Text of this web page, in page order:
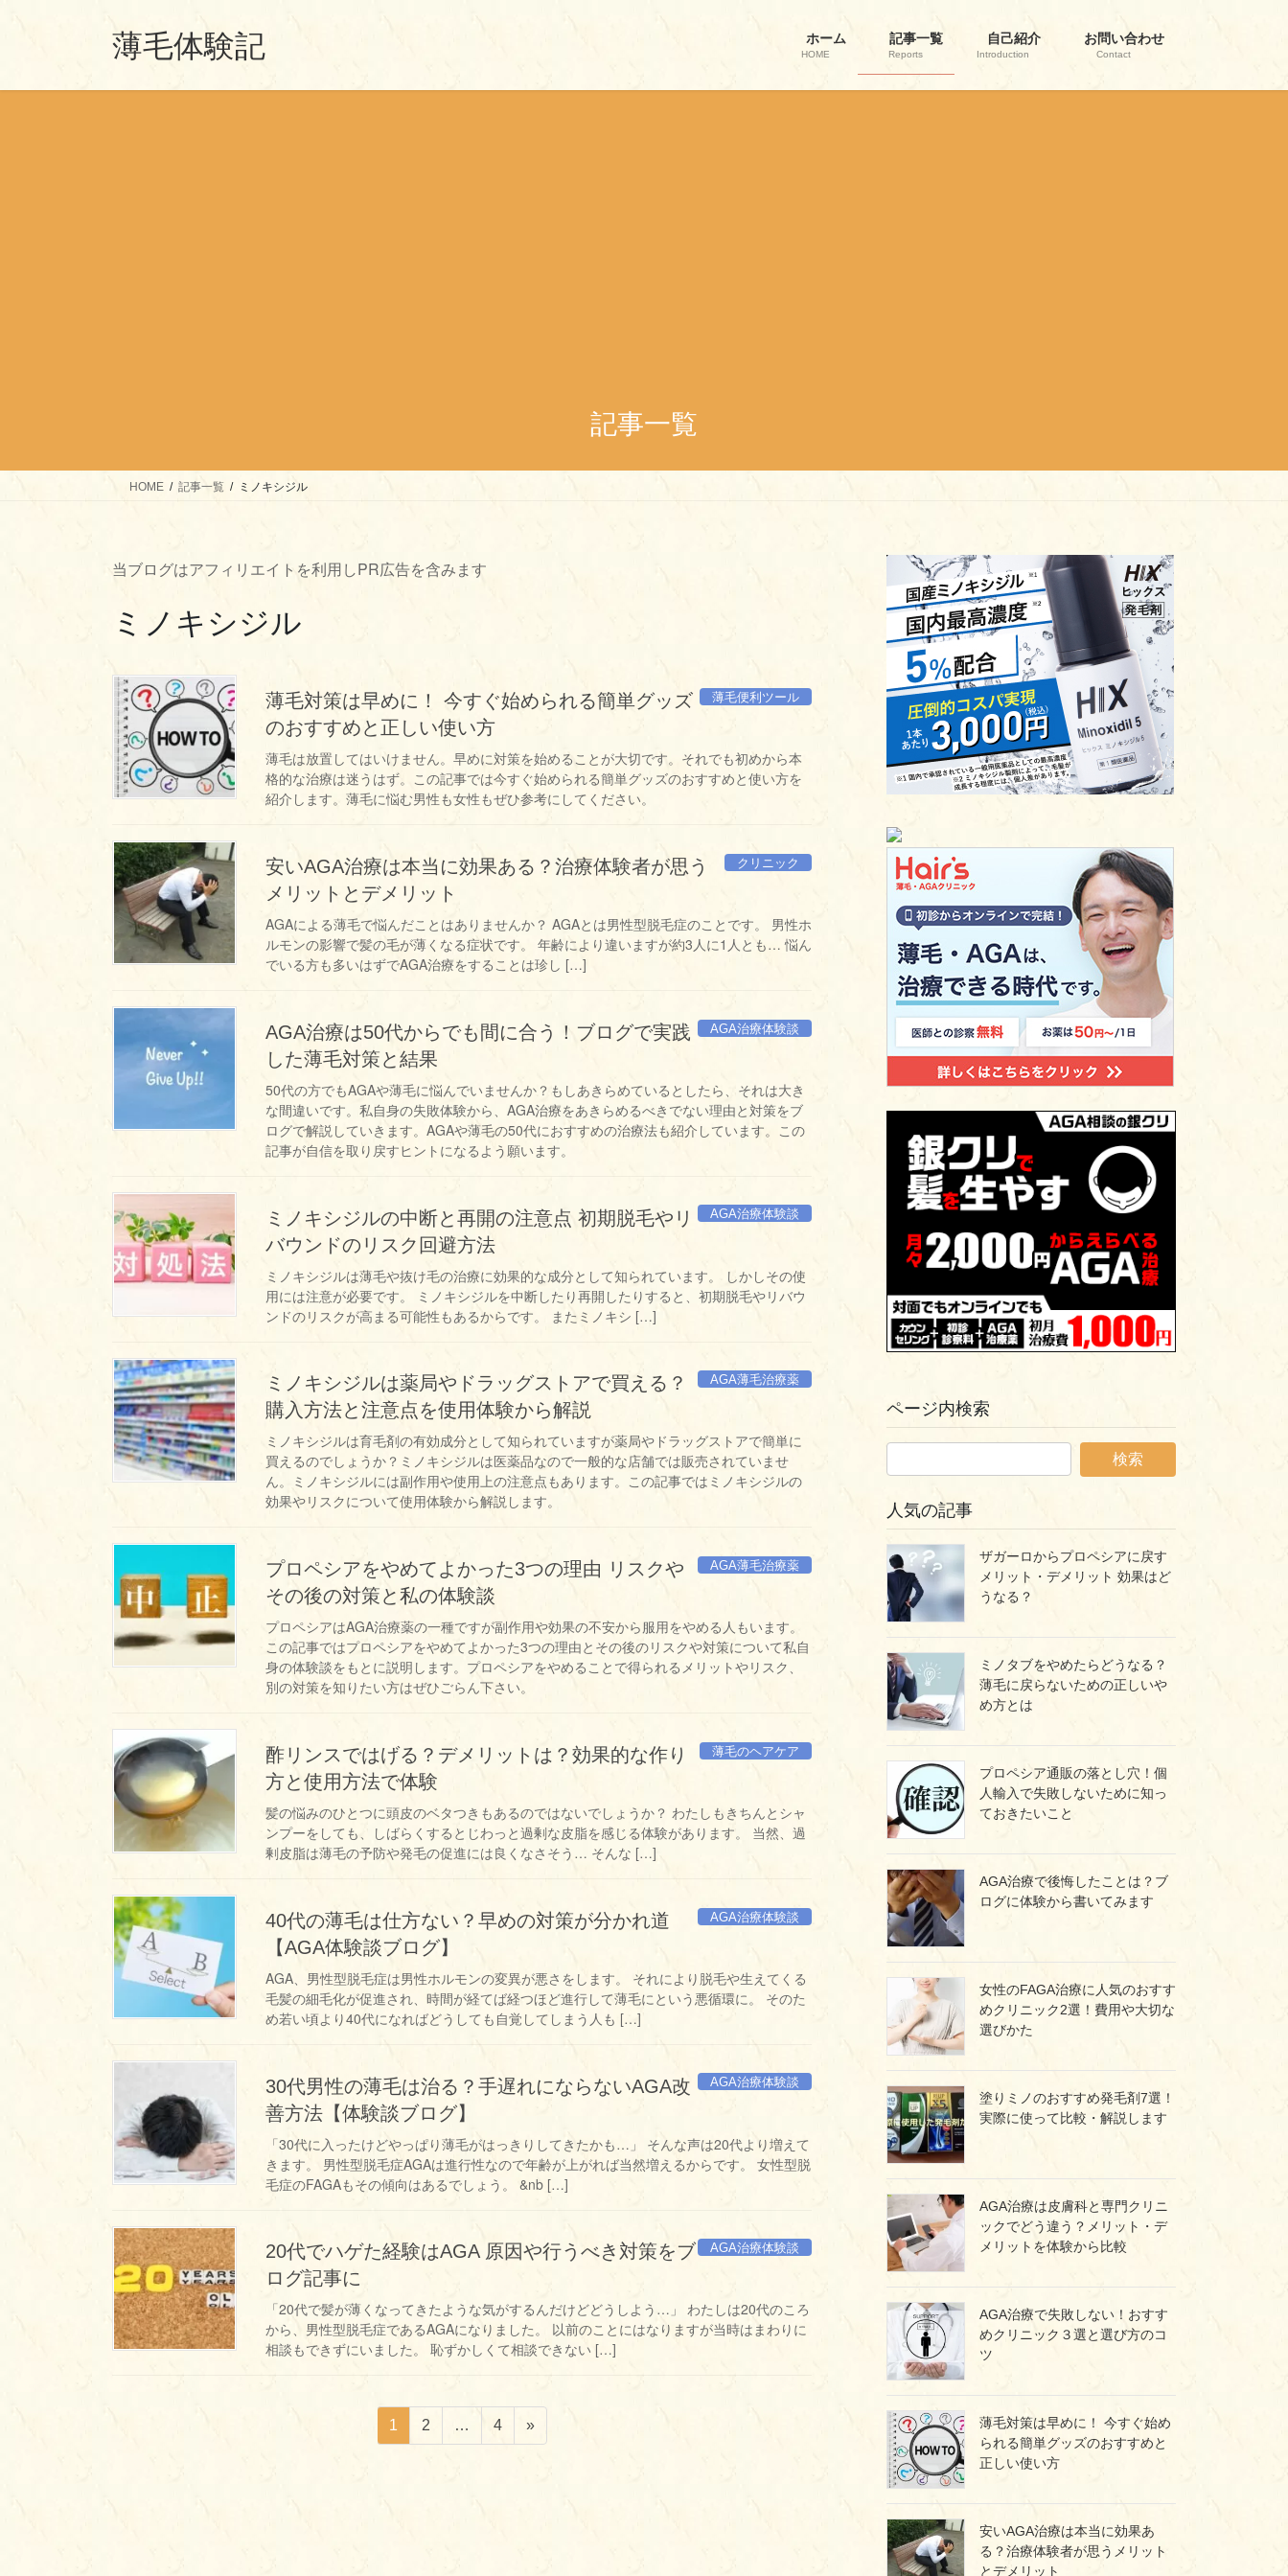
薄毛体験記 ホーム
HOME
記事一覧
Reports
自己紹介
Introduction
お問い合わせ
Contact
記事一覧
HOME 記事一覧 ミノキシジル
当ブログはアフィリエイトを利用しPR広告を含みます
ミノキシジル
薄毛便利ツール
薄毛対策は早めに！ 今すぐ始められる簡単グッズ
のおすすめと正しい使い方
薄毛は放置してはいけません。早めに対策を始めることが大切です。それでも初めから本
格的な治療は迷うはず。この記事では今すぐ始められる簡単グッズのおすすめと使い方を
紹介します。薄毛に悩む男性も女性もぜひ参考にしてください。
クリニック
安いAGA治療は本当に効果ある？治療体験者が思う
メリットとデメリット
AGAによる薄毛で悩んだことはありませんか？ AGAとは男性型脱毛症のことです。 男性ホ
ルモンの影響で髪の毛が薄くなる症状です。 年齢により違いますが約3人に1人とも… 悩ん
でいる方も多いはずでAGA治療をすることは珍し […]
AGA治療体験談
AGA治療は50代からでも間に合う！ブログで実践
した薄毛対策と結果
50代の方でもAGAや薄毛に悩んでいませんか？もしあきらめているとしたら、それは大き
な間違いです。私自身の失敗体験から、AGA治療をあきらめるべきでない理由と対策をブ
ログで解説していきます。AGAや薄毛の50代におすすめの治療法も紹介しています。この
記事が自信を取り戻すヒントになるよう願います。
AGA治療体験談
ミノキシジルの中断と再開の注意点 初期脱毛やリ
バウンドのリスク回避方法
ミノキシジルは薄毛や抜け毛の治療に効果的な成分として知られています。 しかしその使
用には注意が必要です。 ミノキシジルを中断したり再開したりすると、初期脱毛やリバウ
ンドのリスクが高まる可能性もあるからです。 またミノキシ […]
AGA薄毛治療薬
ミノキシジルは薬局やドラッグストアで買える？
購入方法と注意点を使用体験から解説
ミノキシジルは育毛剤の有効成分として知られていますが薬局やドラッグストアで簡単に
買えるのでしょうか？ミノキシジルは医薬品なので一般的な店舗では販売されていませ
ん。ミノキシジルには副作用や使用上の注意点もあります。この記事ではミノキシジルの
効果やリスクについて使用体験から解説します。
AGA薄毛治療薬
プロペシアをやめてよかった3つの理由 リスクや
その後の対策と私の体験談
プロペシアはAGA治療薬の一種ですが副作用や効果の不安から服用をやめる人もいます。
この記事ではプロペシアをやめてよかった3つの理由とその後のリスクや対策について私自
身の体験談をもとに説明します。プロペシアをやめることで得られるメリットやリスク、
別の対策を知りたい方はぜひごらん下さい。
薄毛のヘアケア
酢リンスではげる？デメリットは？効果的な作り
方と使用方法で体験
髪の悩みのひとつに頭皮のベタつきもあるのではないでしょうか？ わたしもきちんとシャ
ンプーをしても、しばらくするとじわっと過剰な皮脂を感じる体験があります。 当然、過
剰皮脂は薄毛の予防や発毛の促進には良くなさそう… そんな […]
AGA治療体験談
40代の薄毛は仕方ない？早めの対策が分かれ道
【AGA体験談ブログ】
AGA、男性型脱毛症は男性ホルモンの変異が悪さをします。 それにより脱毛や生えてくる
毛髪の細毛化が促進され、時間が経てば経つほど進行して薄毛にという悪循環に。 そのた
め若い頃より40代になればどうしても自覚してしまう人も […]
AGA治療体験談
30代男性の薄毛は治る？手遅れにならないAGA改
善方法【体験談ブログ】
「30代に入ったけどやっぱり薄毛がはっきりしてきたかも…」 そんな声は20代より増えて
きます。 男性型脱毛症AGAは進行性なので年齢が上がれば当然増えるからです。 女性型脱
毛症のFAGAもその傾向はあるでしょう。 &nb […]
AGA治療体験談
20代でハゲた経験はAGA 原因や行うべき対策をブ
ログ記事に
「20代で髪が薄くなってきたような気がするんだけどどうしよう…」 わたしは20代のころ
から、男性型脱毛症であるAGAになりました。 以前のことにはなりますが当時はまわりに
相談もできずにいました。 恥ずかしくて相談できない […]
固
定
1
固
定
2 …
固
定
4 »
ページ内検索
人気の記事
ザガーロからプロペシアに戻す
メリット・デメリット 効果はど
うなる？
ミノタブをやめたらどうなる？
薄毛に戻らないための正しいや
め方とは
プロペシア通販の落とし穴！個
人輸入で失敗しないために知っ
ておきたいこと
AGA治療で後悔したことは？ブ
ログに体験から書いてみます
女性のFAGA治療に人気のおすす
めクリニック2選！費用や大切な
選びかた
塗りミノのおすすめ発毛剤7選！
実際に使って比較・解説します
AGA治療は皮膚科と専門クリニ
ックでどう違う？メリット・デ
メリットを体験から比較
AGA治療で失敗しない！おすす
めクリニック３選と選び方のコ
ツ
薄毛対策は早めに！ 今すぐ始め
られる簡単グッズのおすすめと
正しい使い方
安いAGA治療は本当に効果あ
る？治療体験者が思うメリット
とデメリット